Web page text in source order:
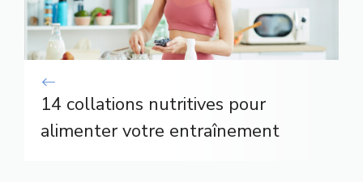
14 collations nutritives pour
alimenter votre entraînement